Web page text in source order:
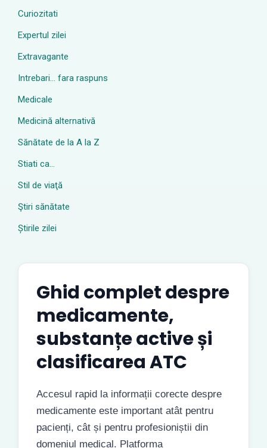
Curiozitati
Expertul zilei
Extravagante
Intrebari… fara raspuns
Medicale
Medicină alternativă
Sănătate de la A la Z
Stiati ca…
Stil de viaţă
Ştiri sănătate
Știrile zilei
Ghid complet despre
medicamente,
substanțe active și
clasificarea ATC
Accesul rapid la informații corecte despre
medicamente este important atât pentru
pacienți, cât și pentru profesioniștii din
domeniul medical. Platforma